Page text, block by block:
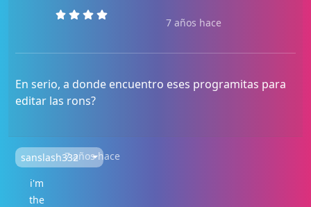
7 años hace
En serio, a donde encuentro eses programitas para
editar las rons?
sanslash332
i'm
the
7 años hace